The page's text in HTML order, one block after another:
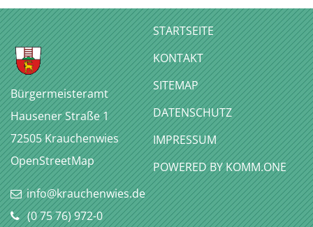
Bürgermeisteramt
Hausener Straße 1
72505Krauchenwies
OpenStreetMap
info@krauchenwies.de
(07576) 972-0
STARTSEITE
KONTAKT
SITEMAP
DATENSCHUTZ
IMPRESSUM
POWERED BY KOMM.ONE